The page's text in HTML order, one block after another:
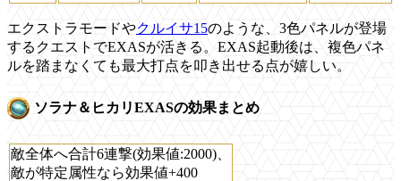
エクストラモードやクルイサ15のような、3色パネルが登場
するクエストでEXASが活きる。EXAS起動後は、複色パネ
ルを踏まなくても最大打点を叩き出せる点が嬉しい。
ソラナ＆ヒカリEXASの効果まとめ
敵全体へ合計6連撃(効果値:2000)、
敵が特定属性なら効果値+400